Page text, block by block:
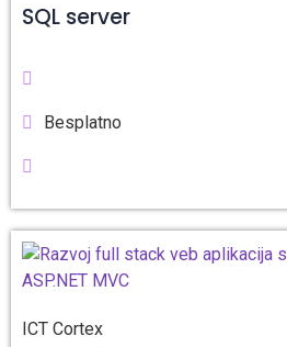
SQL server
Besplatno
ICT Cortex